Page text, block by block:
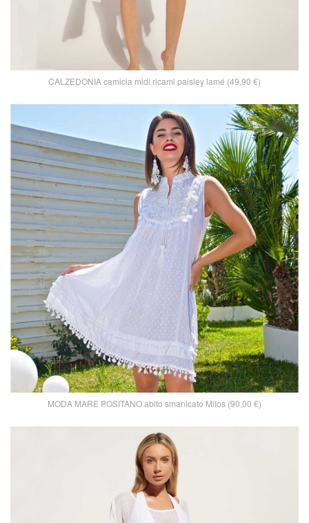
CALZEDONIA camicia midi ricami paisley lamé (49,90 €)
MODA MARE POSITANO abito smanicato Milos (90,00 €)